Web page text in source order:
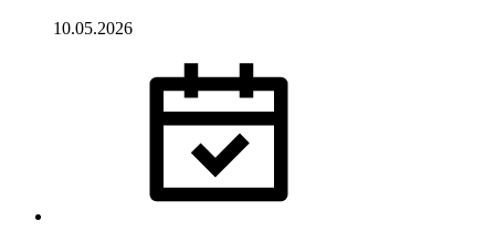
10.05.2026